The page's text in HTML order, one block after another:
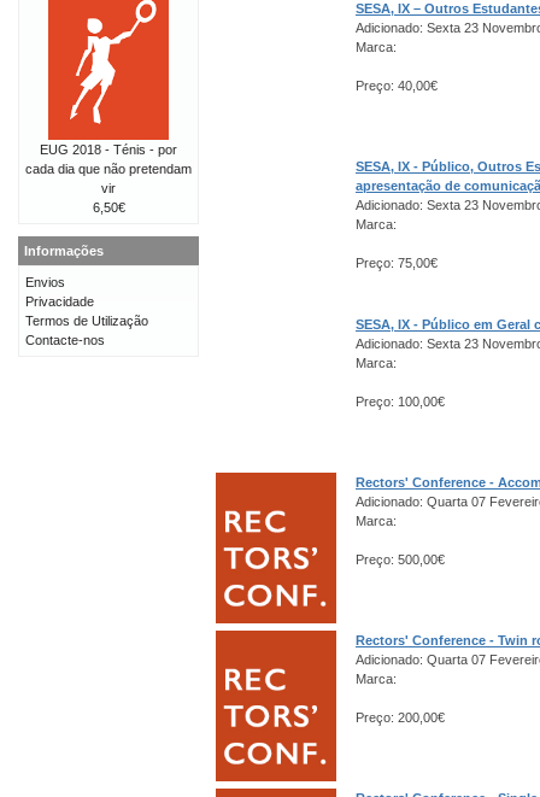
SESA, IX – Outros
Adicionado: Sexta 23
Marca:
Preço: 40,00€
SESA, IX - Público, Outros
apresentação de
Adicionado: Sexta 23
Marca:
Preço: 75,00€
SESA, IX - Público em
Adicionado: Sexta 23
Marca:
Preço: 100,00€
Rectors' Conference -
Adicionado: Quarta 07
Marca:
Preço: 500,00€
Rectors' Conference - Twin
Adicionado: Quarta 07
Marca:
Preço: 200,00€
EUG 2018 - Ténis - por
cada dia que não pretendam
vir
6,50€
Informações
Envios
Privacidade
Termos de Utilização
Contacte-nos